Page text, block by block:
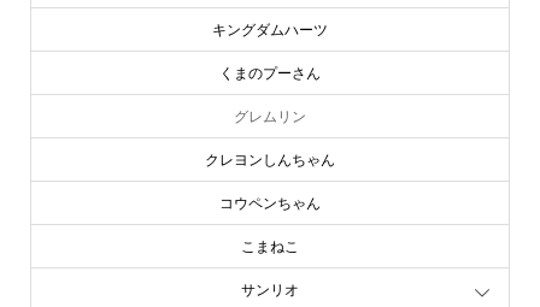
キングダムハーツ
くまのプーさん
グレムリン
クレヨンしんちゃん
コウペンちゃん
こまねこ
サンリオ